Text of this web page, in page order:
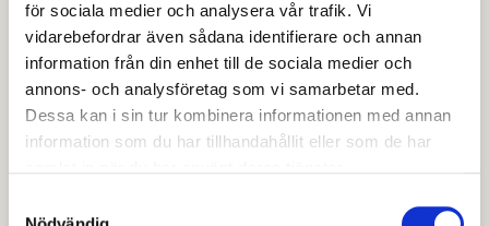
för sociala medier och analysera vår trafik. Vi
vidarebefordrar även sådana identifierare och annan
information från din enhet till de sociala medier och
annons- och analysföretag som vi samarbetar med.
Dessa kan i sin tur kombinera informationen med annan
information som du har tillhandahållit eller som de har
Vem kan få tillstånd och när krävs tillstånd?
Ansöka om lotteritillstånd
Lotterikontrollant